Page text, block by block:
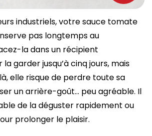
industriels, votre sauce tomate
pas longtemps au
la dans un récipient
garder jusqu’à cinq jours, mais
elle risque de perdre toute sa
un arrière-goût… peu agréable. Il
de la déguster rapidement ou
prolonger le plaisir.